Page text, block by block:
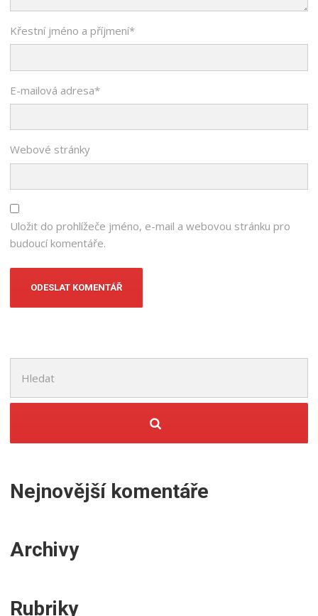
Křestní jméno a příjmení*
E-mailová adresa*
Webové stránky
Uložit do prohlížeče jméno, e-mail a webovou stránku pro
budoucí komentáře.
Nejnovější komentáře
Archivy
Rubriky